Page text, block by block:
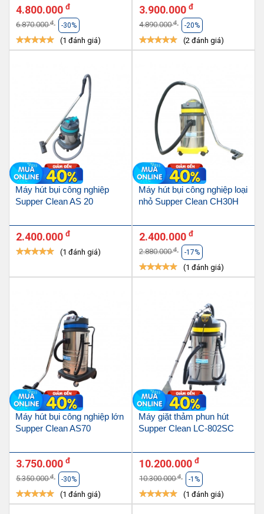
4.800.000 đ
6.870.000đ -30%
(1 đánh giá)
3.900.000 đ
4.890.000đ -20%
(2 đánh giá)
Máy hút bụi công nghiệp
Supper Clean AS 20
2.400.000 đ
(1 đánh giá)
Máy hút bụi công nghiệp loại
nhỏ Supper Clean CH30H
2.400.000 đ
2.880.000đ -17%
(1 đánh giá)
Máy hút bụi công nghiệp lớn
Supper Clean AS70
3.750.000 đ
5.350.000đ -30%
(1 đánh giá)
Máy giặt thảm phun hút
Supper Clean LC-802SC
10.200.000 đ
10.300.000đ -1%
(1 đánh giá)